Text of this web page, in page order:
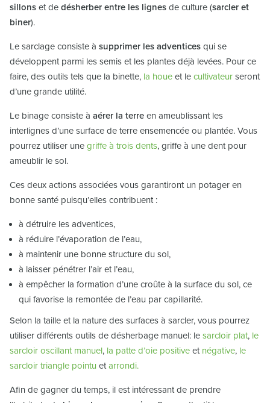
sillons et de désherber entre les lignes de culture (sarcler et
biner).
Le sarclage consiste à supprimer les adventices qui se
développent parmi les semis et les plantes déjà levées. Pour ce
faire, des outils tels que la binette, la houe et le cultivateur seront
d’une grande utilité.
Le binage consiste à aérer la terre en ameublissant les
interlignes d’une surface de terre ensemencée ou plantée. Vous
pourrez utiliser une griffe à trois dents, griffe à une dent pour
ameublir le sol.
Ces deux actions associées vous garantiront un potager en
bonne santé puisqu’elles contribuent :
à détruire les adventices,
à réduire l’évaporation de l’eau,
à maintenir une bonne structure du sol,
à laisser pénétrer l’air et l’eau,
à empêcher la formation d’une croûte à la surface du sol, ce
qui favorise la remontée de l’eau par capillarité.
Selon la taille et la nature des surfaces à sarcler, vous pourrez
utiliser différents outils de désherbage manuel: le sarcloir plat, le
sarcloir oscillant manuel, la patte d’oie positive et négative, le
sarcloir triangle pointu etarrondi.
Afin de gagner du temps, il est intéressant de prendre